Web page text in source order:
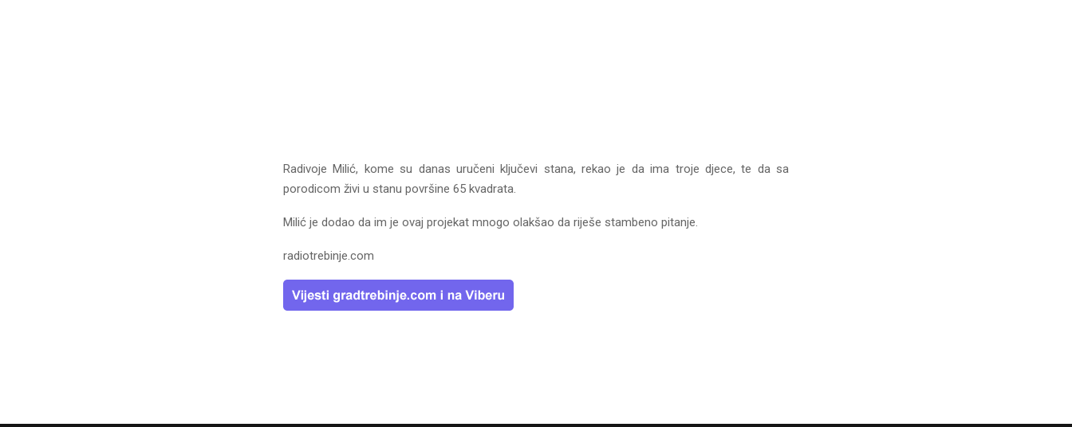
Radivoje Milić, kome su danas uručeni ključevi stana, rekao je da ima troje djece, te da sa
porodicom živi u stanu površine 65 kvadrata.
Milić je dodao da im je ovaj projekat mnogo olakšao da riješe stambeno pitanje.
radiotrebinje.com